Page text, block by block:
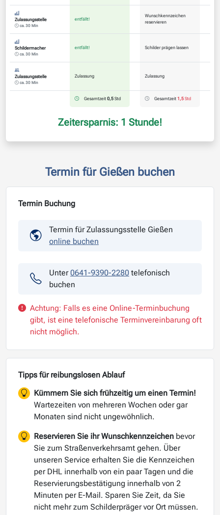
Zulassungsstelle
ca. 30 Min
entfällt!
Wunschkennzeichen
reservieren
Schildermacher
ca. 30 Min
entfällt! Schilder prägen lassen
Zulassungsstelle
ca. 30 Min
Zulassung Zulassung
Gesamtzeit 0,5 Std Gesamtzeit 1,5 Std
Zeitersparnis: 1 Stunde!
Termin für Gießen buchen
Termin Buchung
Termin für Zulassungsstelle Gießen
online buchen
Unter0641-9390-2280 telefonisch
buchen
Achtung: Falls es eine Online-Terminbuchung
gibt, ist eine telefonische Terminvereinbarung oft
nicht möglich.
Tipps für reibungslosen Ablauf
Kümmern Sie sich frühzeitig um einen Termin!
Wartezeiten von mehreren Wochen oder gar
Monaten sind nicht ungewöhnlich.
Reservieren Sie ihr Wunschkennzeichen bevor
Sie zum Straßenverkehrsamt gehen. Über
unseren Service erhalten Sie die Kennzeichen
per DHL innerhalb von ein paar Tagen und die
Reservierungsbestätigung innerhalb von 2
Minuten per E-Mail. Sparen Sie Zeit, da Sie
nicht mehr zum Schilderpräger vor Ort müssen.